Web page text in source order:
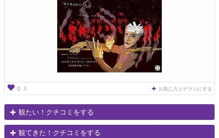
0 人 お気に入りチラシにする
観たい！クチコミをする
観てきた！クチコミをする